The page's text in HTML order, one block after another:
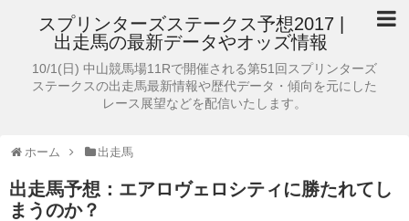
スプリンターズステークス予想2017 |
出走馬の最新データやオッズ情報
10/1(日) 中山競馬場11Rで開催される第51回スプリンターズ
ステークスの出走馬最新情報や歴代データ・傾向を元にした
レース展望などを配信いたします。
ホーム 出走馬
出走馬予想：エアロヴェロシティに勝たれてし
まうのか？